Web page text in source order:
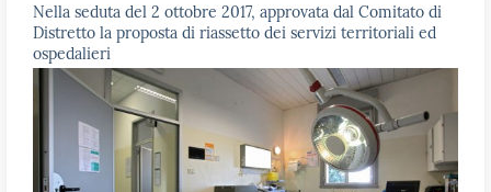
Nella seduta del 2 ottobre 2017, approvata dal Comitato di
Distretto la proposta di riassetto dei servizi territoriali ed
ospedalieri